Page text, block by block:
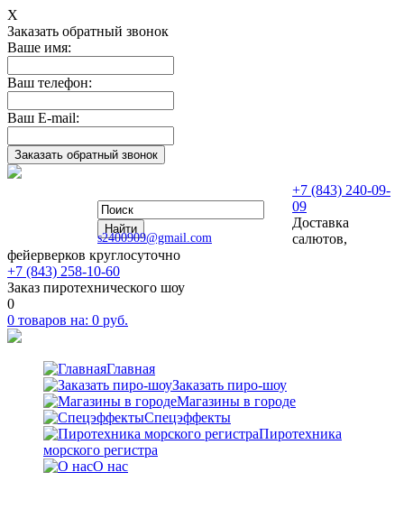
Х
Заказать обратный звонок
Ваше имя:
Ваш телефон:
Ваш E-mail:
s2400909@gmail.com
+7 (843) 240-09-
09
Доставка
салютов,
фейерверков круглосуточно
+7 (843) 258-10-60
Заказ пиротехнического шоу
0
0 товаров на: 0 руб.
Главная
Заказать пиро-шоу
Магазины в городе
Спецэффекты
Пиротехника
морского регистра
О нас